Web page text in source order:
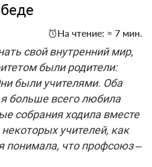
На чтение: ≈ 7 мин.
свой внутренний мир,
были родители:
были учителями. Оба
больше всего любила
собрания ходила вместе
учителей, как
понимала, что профсоюз –